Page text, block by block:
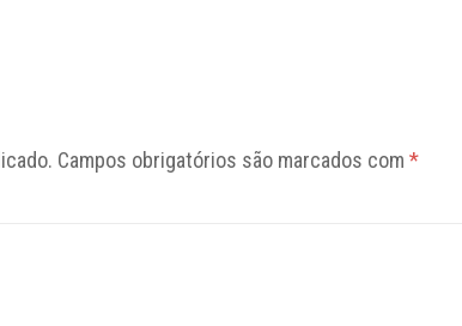
Campos obrigatórios são marcados com *